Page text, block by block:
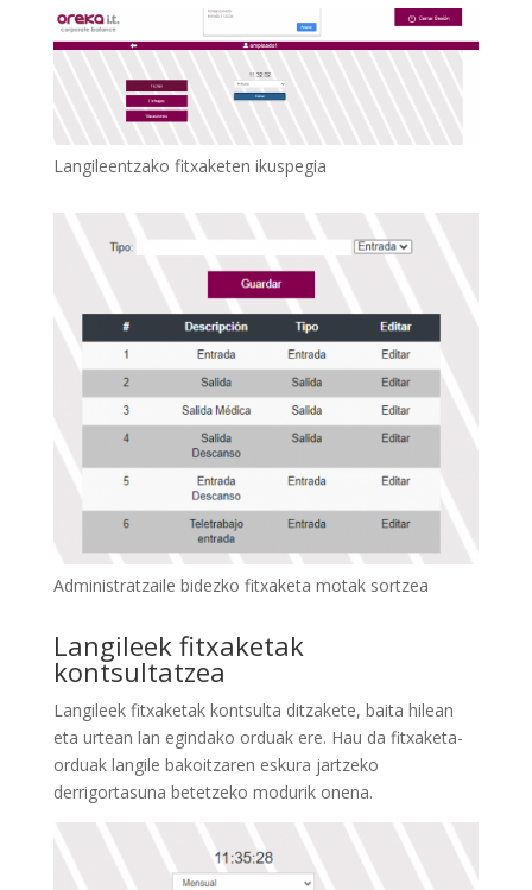
Langileentzako fitxaketen ikuspegia
Administratzaile bidezko fitxaketa motak sortzea
Langileek fitxaketak
kontsultatzea
Langileek fitxaketak kontsulta ditzakete, baita hilean
eta urtean lan egindako orduak ere. Hau da fitxaketa-
orduak langile bakoitzaren eskura jartzeko
derrigortasuna betetzeko modurik onena.